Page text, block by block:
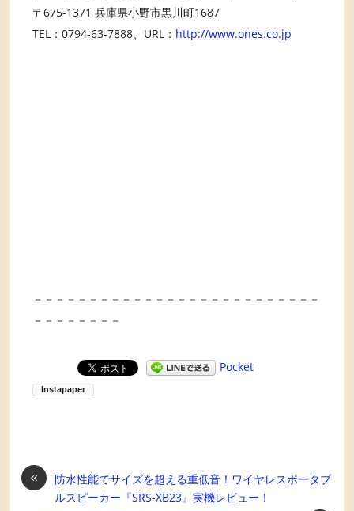
〒675-1371 兵庫県小野市黒川町1687
TEL：0794-63-7888、URL： http://www.ones.co.jp
－－－－－－－－－－－－－－－－－－－－－－－－－－
－－－－－－－－
Pocket
«
防水性能でサイズを超える重低音！ワイヤレスポータブ
ルスピーカー『SRS-XB23』実機レビュー！